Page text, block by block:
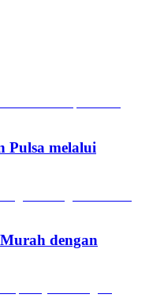
Pulsa melalui
dengan